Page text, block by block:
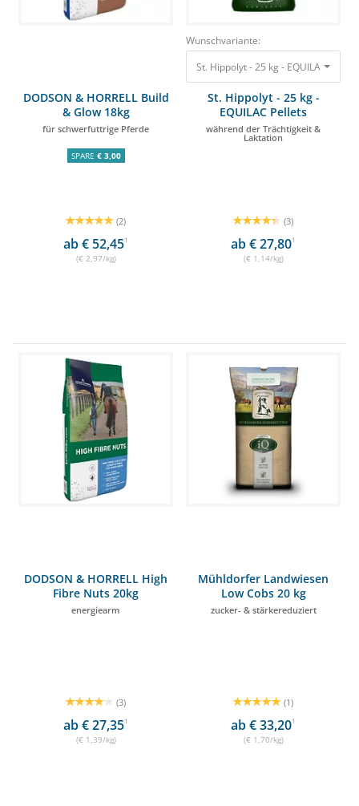
DODSON & HORRELL Build
& Glow 18kg
für schwerfuttrige Pferde
SPARE € 3,00
(2)
ab € 52,451
(€ 2,97/kg)
Wunschvariante:
St. Hippolyt - 25 kg - EQUILAC
St. Hippolyt - 25 kg -
EQUILAC Pellets
während der Trächtigkeit &
Laktation
(3)
ab € 27,801
(€ 1,14/kg)
DODSON & HORRELL High
Fibre Nuts 20kg
energiearm
(3)
ab € 27,351
(€ 1,39/kg)
Mühldorfer Landwiesen
Low Cobs 20 kg
zucker- & stärkereduziert
(1)
ab € 33,201
(€ 1,70/kg)